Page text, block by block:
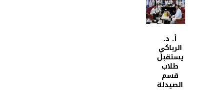
أ. د.
الرباكي
يستقبل
طلاب
قسم
الصيدلة